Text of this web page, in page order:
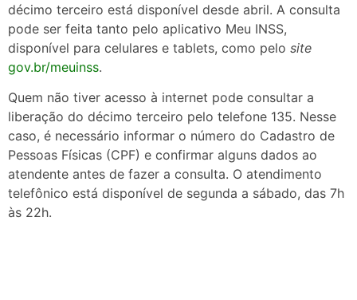
décimo terceiro está disponível desde abril. A consulta
pode ser feita tanto pelo aplicativo Meu INSS,
disponível para celulares e tablets, como pelo site
gov.br/meuinss.
Quem não tiver acesso à internet pode consultar a
liberação do décimo terceiro pelo telefone 135. Nesse
caso, é necessário informar o número do Cadastro de
Pessoas Físicas (CPF) e confirmar alguns dados ao
atendente antes de fazer a consulta. O atendimento
telefônico está disponível de segunda a sábado, das 7h
às 22h.